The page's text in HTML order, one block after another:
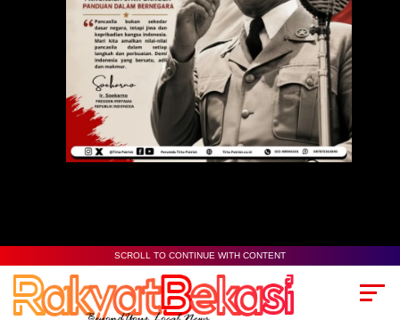
SCROLL TO CONTINUE WITH CONTENT